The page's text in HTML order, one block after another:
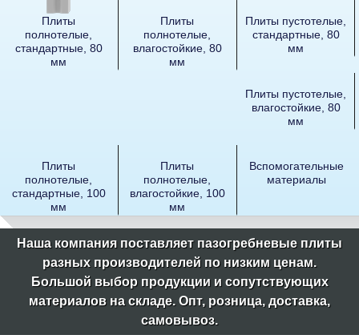
Плиты
полнотелые,
стандартные, 80
мм
Плиты
полнотелые,
влагостойкие, 80
мм
Плиты пустотелые,
стандартные, 80
мм
Плиты пустотелые,
влагостойкие, 80
мм
Плиты
полнотелые,
стандартные, 100
мм
Плиты
полнотелые,
влагостойкие, 100
мм
Вспомогательные
материалы
Наша компания поставляет пазогребневые плиты
разных производителей по низким ценам.
Большой выбор продукции и сопутствующих
материалов на складе. Опт, розница, доставка,
самовывоз.